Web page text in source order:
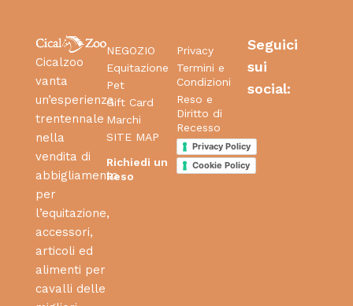
Cicalzoo
vanta
un’esperienza
trentennale
nella
vendita di
abbigliamento
per
l’equitazione,
accessori,
articoli ed
alimenti per
cavalli delle
NEGOZIO
Equitazione
Pet
Gift Card
Marchi
SITE MAP
Richiedi un
Reso
Privacy
Termini e
Condizioni
Reso e
Diritto di
Recesso
Privacy Policy
Cookie Policy
Seguici
sui
social: